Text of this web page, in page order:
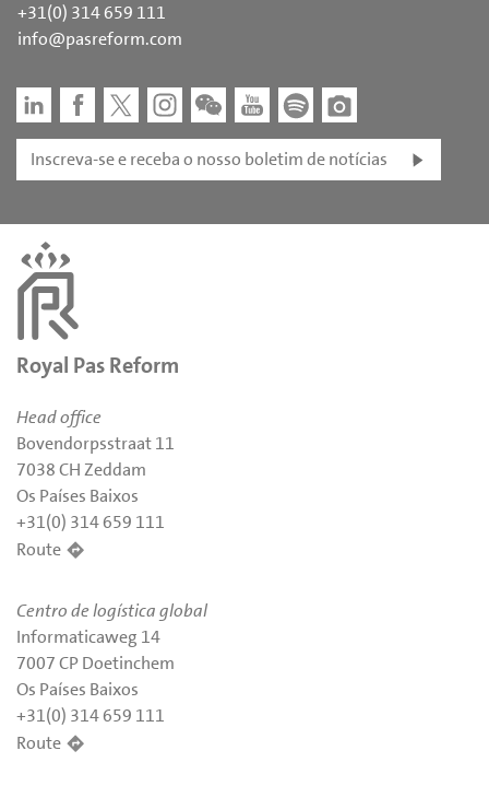
+31(0) 314 659 111
info@pasreform.com
Inscreva-se e receba o nosso boletim de notícias
Royal Pas Reform
Head office
Bovendorpsstraat 11
7038 CH Zeddam
Os Países Baixos
+31(0) 314 659 111
Route
Centro de logística global
Informaticaweg 14
7007 CP Doetinchem
Os Países Baixos
+31(0) 314 659 111
Route